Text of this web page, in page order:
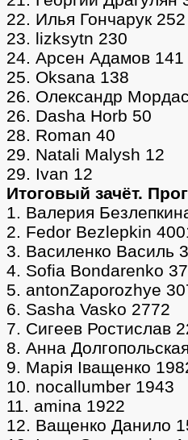
22. Илья Гончарук 252
23. lizksytn 230
24. Арсен Адамов 141
25. Oksana 138
26. Олександр
26. Dasha Horb 50
28. Roman 40
29. Natali Malysh 12
29. Ivan 12
Итоговый зачёт.
1. Валерия
2. Fedor Bezlepkin
3. Василенко Василь
4. Sofia Bondarenko
5. antonZaporozhye
6. Sasha Vasko 2772
7. Сигеев Ростислав
8. Анна
9. Марія Іващенко
10. nocallumber 1943
11. amina 1922
12. Ващенко Данило